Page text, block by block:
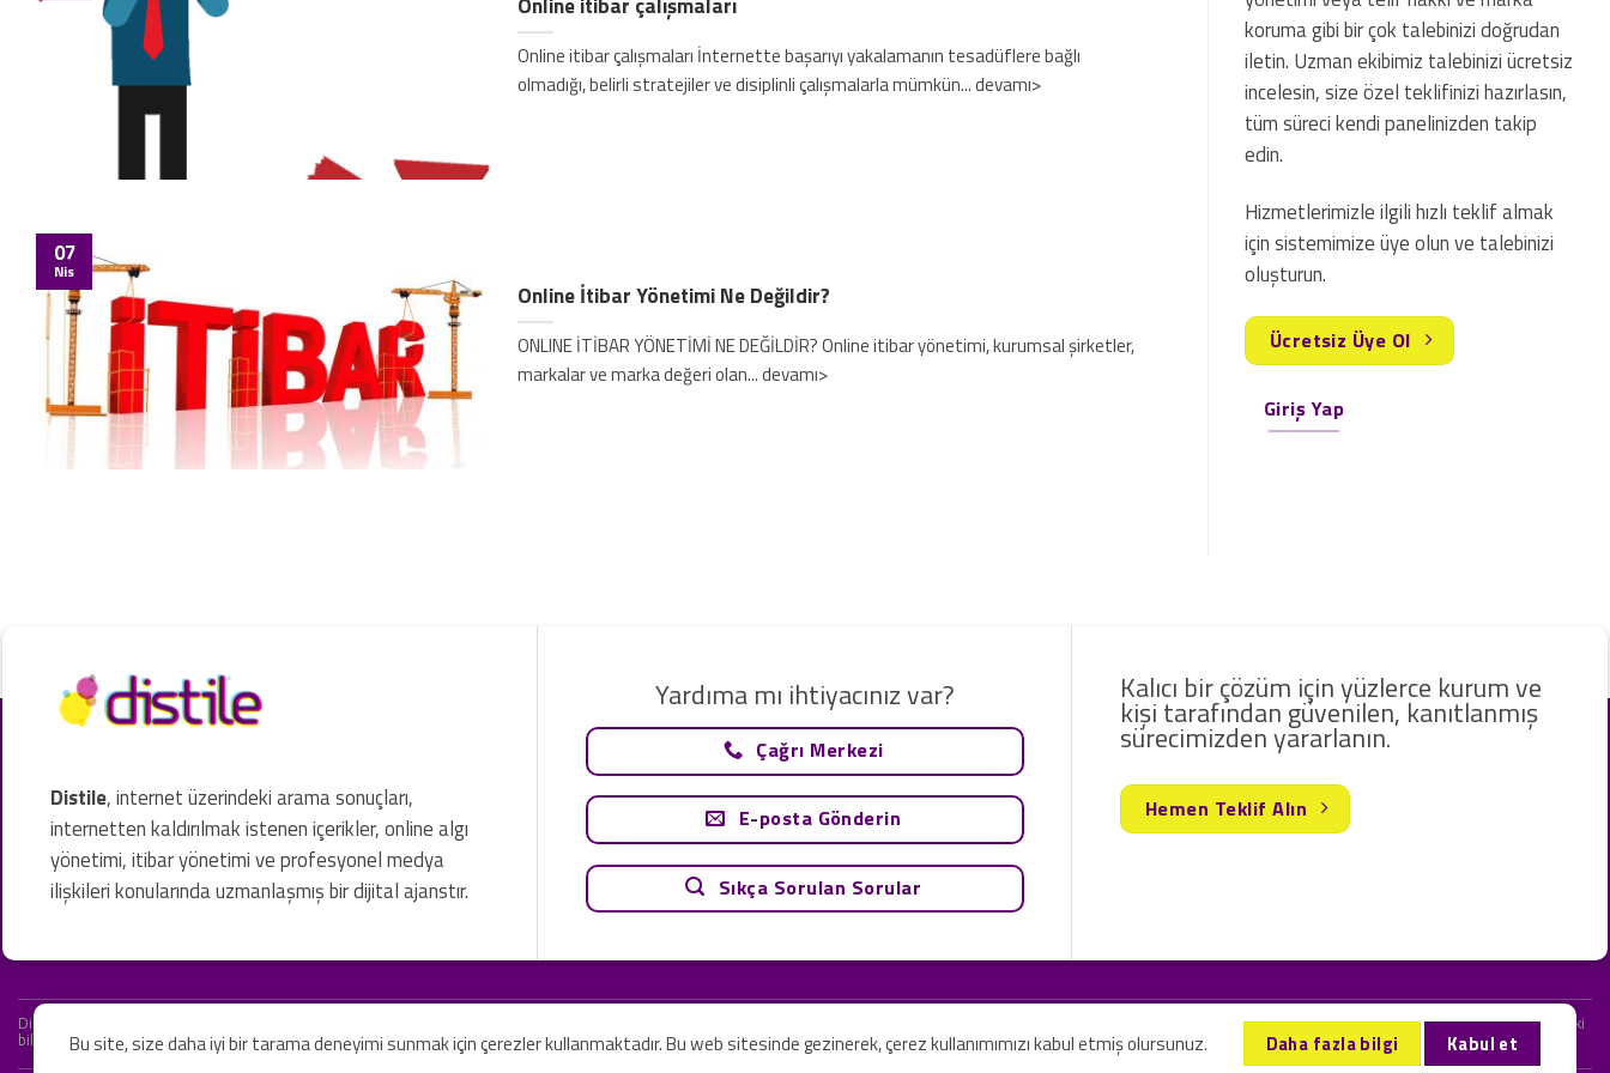
Online itibar çalışmaları İnternette başarıyı yakalamanın tesadüflere bağlı
olmadığı, belirli stratejiler ve disiplinli çalışmalarla mümkün... devamı>
Online İtibar Yönetimi Ne Değildir?
ONLINE İTİBAR YÖNETİMİ NE DEĞİLDİR? Online itibar yönetimi, kurumsal şirketler,
markalar ve marka değeri olan... devamı>
07
Nis
koruma gibi bir çok talebinizi doğrudan
iletin. Uzman ekibimiz talebinizi ücretsiz
incelesin, size özel teklifinizi hazırlasın,
tüm süreci kendi panelinizden takip
edin.
Hizmetlerimizle ilgili hızlı teklif almak
için sistemimize üye olun ve talebinizi
oluşturun.
Ücretsiz Üye Ol
Giriş Yap
Distile, internet üzerindeki arama sonuçları,
internetten kaldırılmak istenen içerikler, online algı
yönetimi, itibar yönetimi ve profesyonel medya
ilişkileri konularında uzmanlaşmış bir dijital ajanstır.
Yardıma mı ihtiyacınız var?
Çağrı Merkezi
E-posta Gönderin
Sıkça Sorulan Sorular
Kalıcı bir çözüm için yüzlerce kurum ve
kişi tarafından güvenilen, kanıtlanmış
sürecimizden yararlanın.
Hemen Teklif Alın
Distile bir hukuk firması değildir ve hizmetlerimizin hiçbiri resmi hukuki tavsiye olarak değerlendirilemez. Sadece teknoloji ve danışmanlık şirketi olarak hizmet vermekteyiz. Web sitemizde ve sizinle kurduğumuz iletişimlerdeki
bilgiler yalnızca genel bilgi niteliğindedir. Yasal tavsiye olarak değerlendirilmesi amaçlanmamıştır.
Bu site, size daha iyi bir tarama deneyimi sunmak için çerezler kullanmaktadır. Bu web sitesinde gezinerek, çerez kullanımımızı kabul etmiş olursunuz. Daha fazla bilgi Kabul et